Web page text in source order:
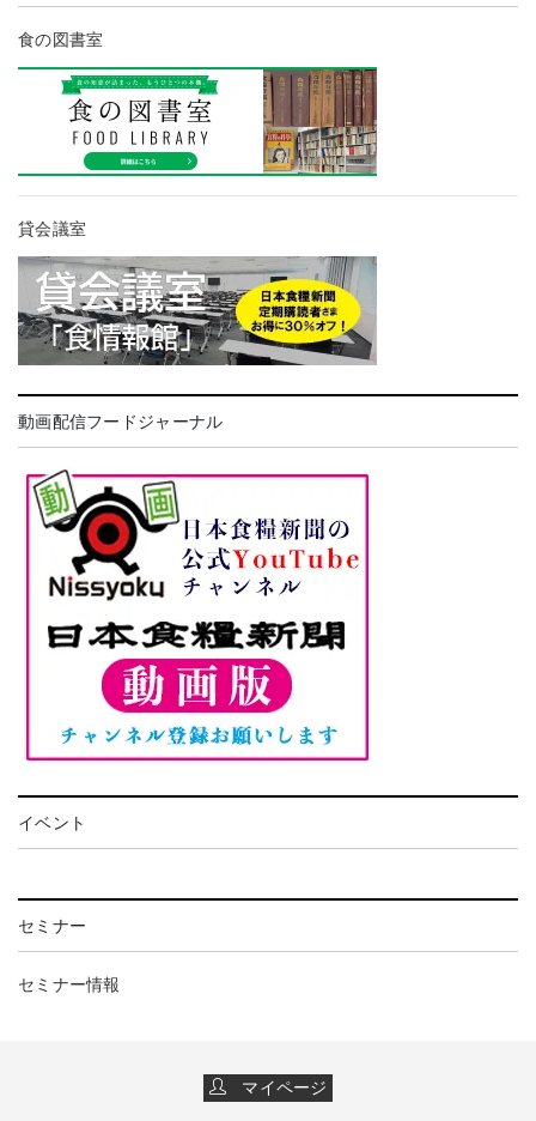
食の図書室
貸会議室
動画配信フードジャーナル
イベント
セミナー
セミナー情報
マイページ